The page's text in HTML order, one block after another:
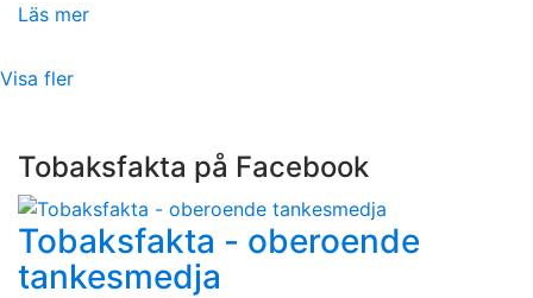
Läs mer
Visa fler
Tobaksfakta på Facebook
Tobaksfakta - oberoende
tankesmedja